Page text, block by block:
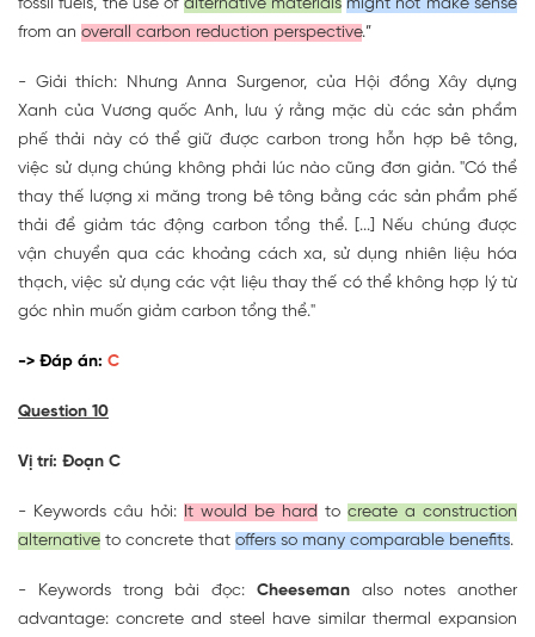
fossil fuels, the use of alternative materials might not make sense
from an overall carbon reduction perspective.”
- Giải thích: Nhưng Anna Surgenor, của Hội đồng Xây dựng
Xanh của Vương quốc Anh, lưu ý rằng mặc dù các sản phẩm
phế thải này có thể giữ được carbon trong hỗn hợp bê tông,
việc sử dụng chúng không phải lúc nào cũng đơn giản. "Có thể
thay thế lượng xi măng trong bê tông bằng các sản phẩm phế
thải để giảm tác động carbon tổng thể. [...] Nếu chúng được
vận chuyển qua các khoảng cách xa, sử dụng nhiên liệu hóa
thạch, việc sử dụng các vật liệu thay thế có thể không hợp lý từ
góc nhìn muốn giảm carbon tổng thể."
-> Đáp án: C
Question 10
Vị trí: Đoạn C
- Keywords câu hỏi: It would be hard to create a construction
alternative to concrete that offers so many comparable benefits.
- Keywords trong bài đọc: Cheesemanalso notes another
advantage: concrete and steel have similar thermal expansion